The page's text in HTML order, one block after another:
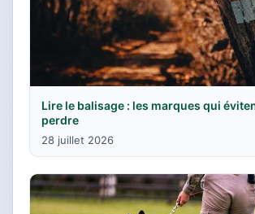
Lire le balisage : les marques qui
perdre
28 juillet 2026